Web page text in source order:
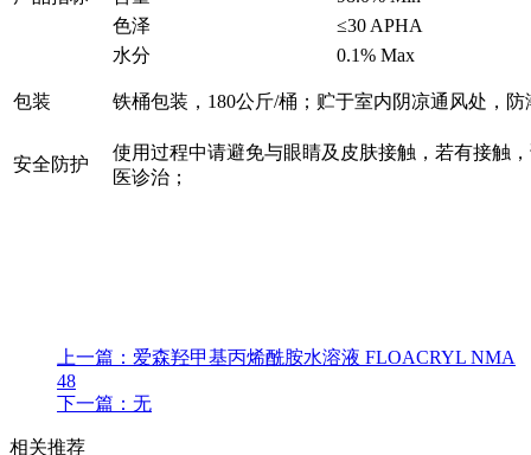
色泽
≤30 APHA
水分
0.1% Max
包装 铁桶包装，180公斤/桶；贮于室内阴凉通风处，
安全防护
使用过程中请避免与眼睛及皮肤接触，若有接触
医诊治；
上一篇： 爱森羟甲基丙烯酰胺水溶液 FLOACRYL NMA
48
下一篇： 无
相关推荐